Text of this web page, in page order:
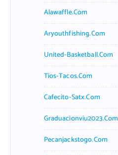
Alawaffle.com
Aryouthfishing.com
United-Basketball.com
Tios-Tacos.com
Cafecito-Satx.com
Graduacionviu2023.com
Pecanjackstogo.com